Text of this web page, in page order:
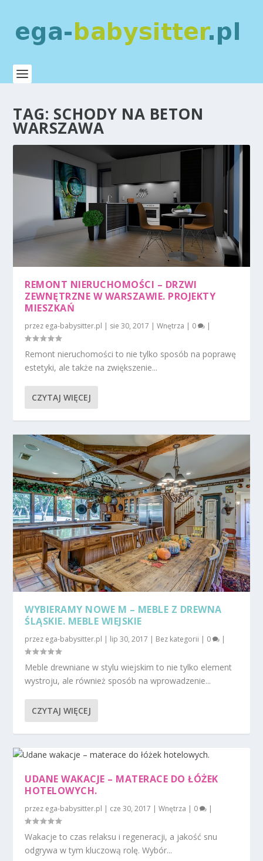
TAG: SCHODY NA BETON
WARSZAWA
REMONT NIERUCHOMOŚCI – DRZWI
ZEWNĘTRZNE W WARSZAWIE. PROJEKTY
MIESZKAŃ
przez ega-babysitter.pl | sie 30, 2017 |Wnętrza | 0 |
Remont nieruchomości to nie tylko sposób na poprawę
estetyki, ale także na zwiększenie...
CZYTAJ WIĘCEJ
WYBIERAMY NOWE M – MEBLE Z DREWNA
ŚLĄSKIE. MEBLE WIEJSKIE
przez ega-babysitter.pl | lip 30, 2017 | Bez kategorii | 0 |
Meble drewniane w stylu wiejskim to nie tylko element
wystroju, ale również sposób na wprowadzenie...
CZYTAJ WIĘCEJ
UDANE WAKACJE – MATERACE DO ŁÓŻEK
HOTELOWYCH.
przez ega-babysitter.pl | cze 30, 2017 |Wnętrza | 0 |
Wakacje to czas relaksu i regeneracji, a jakość snu
odgrywa w tym kluczową rolę. Wybór...